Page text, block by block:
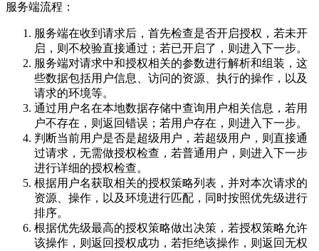
服务端流程：
服务端在收到请求后，首先检查是否开启授权，若未开
启，则不校验直接通过；若已开启了，则进入下一步。
服务端对请求中和授权相关的参数进行解析和组装，这
些数据包括用户信息、访问的资源、执行的操作，以及
请求的环境等。
通过用户名在本地数据存储中查询用户相关信息，若用
户不存在，则返回错误；若用户存在，则进入下一步。
判断当前用户是否是超级用户，若超级用户，则直接通
过请求，无需做授权检查，若普通用户，则进入下一步
进行详细的授权检查。
根据用户名获取相关的授权策略列表，并对本次请求的
资源、操作，以及环境进行匹配，同时按照优先级进行
排序。
根据优先级最高的授权策略做出决策，若授权策略允许
该操作，则返回授权成功，若拒绝该操作，则返回无权